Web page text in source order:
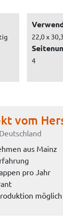
22,0 x
4
vom
aus Mainz
pro Jahr
möglich